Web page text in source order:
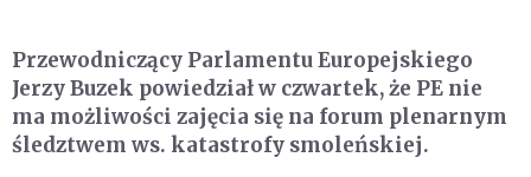
Przewodniczący Parlamentu Europejskiego
Jerzy Buzek powiedział w czwartek, że PE nie
ma możliwości zajęcia się na forum plenarnym
śledztwem ws. katastrofy smoleńskiej.